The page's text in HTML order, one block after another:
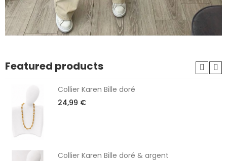
Featured products
Collier Karen Bille doré
24,99 €
Collier Karen Bille doré & argent